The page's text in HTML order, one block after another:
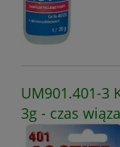
UM901.401-3
3g - czas